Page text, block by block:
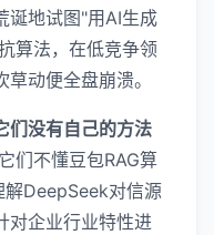
诞地试图"用AI生成
算法，在低竞争领
动便全盘崩溃。
们没有自己的方法
它们不懂豆包RAG算
解DeepSeek对信源
对企业行业特性进